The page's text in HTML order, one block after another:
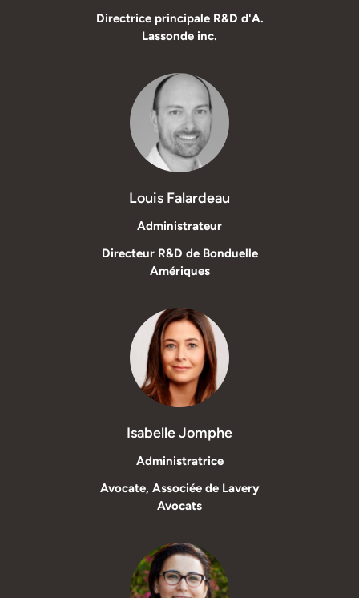
Directrice principale R&D d'A.
Lassonde inc.
Louis Falardeau
Administrateur
Directeur R&D de Bonduelle
Amériques
Isabelle Jomphe
Administratrice
Avocate, Associée de Lavery
Avocats